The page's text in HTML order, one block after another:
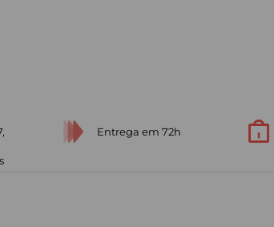
Entrega em 72h